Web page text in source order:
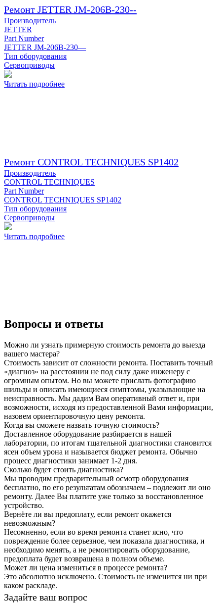
Ремонт JETTER JM-206B-230--
Производитель
JETTER
Part Number
JETTER JM-206B-230—
Тип оборудования
Сервоприводы
Читать подробнее
Ремонт CONTROL TECHNIQUES SP1402
Производитель
CONTROL TECHNIQUES
Part Number
CONTROL TECHNIQUES SP1402
Тип оборудования
Сервоприводы
Читать подробнее
Вопросы и ответы
Можно ли узнать примерную стоимость ремонта до выезда
вашего мастера?
Стоимость зависит от сложности ремонта. Поставить точный
«диагноз» на расстоянии не под силу даже инженеру с
огромным опытом. Но вы можете прислать фотографию
шильды и описать имеющиеся симптомы, указывающие на
неисправность. Мы дадим Вам оперативный ответ и, при
возможности, исходя из предоставленной Вами информации,
назовем ориентировочную цену ремонта.
Когда вы сможете назвать точную стоимость?
Доставленное оборудование разбирается в нашей
лаборатории, по итогам тщательной диагностики становится
ясен объем урона и называется бюджет ремонта. Обычно
процесс диагностики занимает 1-2 дня.
Сколько будет стоить диагностика?
Мы проводим предварительный осмотр оборудования
бесплатно, по его результатам обозначаем – подлежит ли оно
ремонту. Далее Вы платите уже только за восстановленное
устройство.
Вернёте ли вы предоплату, если ремонт окажется
невозможным?
Несомненно, если во время ремонта станет ясно, что
повреждение более серьезное, чем показала диагностика, и
необходимо менять, а не ремонтировать оборудование,
предоплата будет возвращена в полном объеме.
Может ли цена измениться в процессе ремонта?
Это абсолютно исключено. Стоимость не изменится ни при
каком раскладе.
Задайте ваш вопрос